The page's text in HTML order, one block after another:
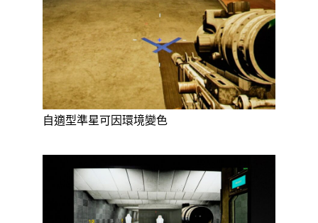
自適型準星可因環境變色